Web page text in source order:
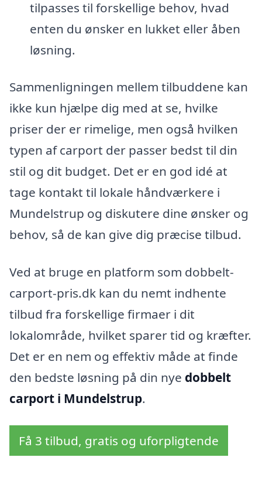
tilpasses til forskellige behov, hvad
enten du ønsker en lukket eller åben
løsning.
Sammenligningen mellem tilbuddene kan
ikke kun hjælpe dig med at se, hvilke
priser der er rimelige, men også hvilken
typen af carport der passer bedst til din
stil og dit budget. Det er en god idé at
tage kontakt til lokale håndværkere i
Mundelstrup og diskutere dine ønsker og
behov, så de kan give dig præcise tilbud.
Ved at bruge en platform som dobbelt-
carport-pris.dk kan du nemt indhente
tilbud fra forskellige firmaer i dit
lokalområde, hvilket sparer tid og kræfter.
Det er en nem og effektiv måde at finde
den bedste løsning på din nye dobbelt
carport i Mundelstrup.
Få 3 tilbud, gratis og uforpligtende